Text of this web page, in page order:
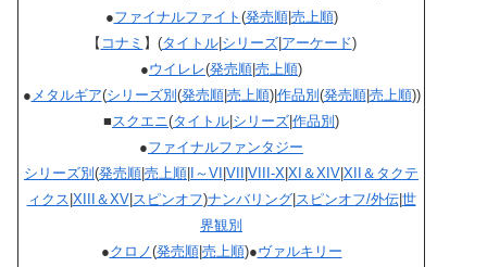
●ファイナルファイト (発売順| 売上順)
【 コナミ 】(タイトル| シリーズ| アーケード)
●ウイレレ(発売順 売上順)
● メタルギア(シリーズ別 (発売順| 売上順)| 作品別 (発売順| 売上順))
■ スクエニ (タイトル シリーズ 作品別 )
●ファイナルファンタジー
シリーズ別 (発売順 売上順 I～VI VII VIII-X XI＆XIV XII＆タクテ
ィクス XIII＆XV| スピンオフ)ナンバリング| スピンオフ/外伝| 世
界観別
●クロノ(発売順| 売上順)●ヴァルキリー